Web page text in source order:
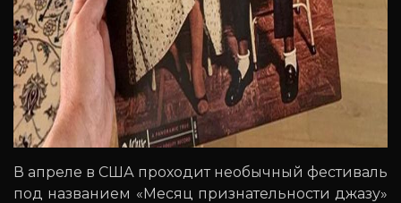
В апреле в США проходит необычный фестиваль
под названием «Месяц признательности джазу»